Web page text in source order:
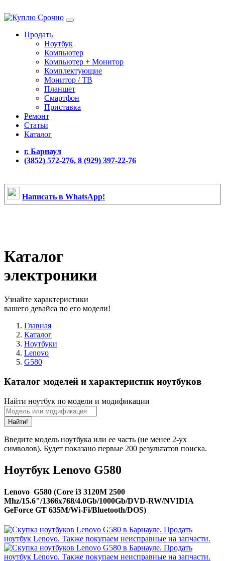
Продать
Ноутбук
Компьютер
Компьютер + Монитор
Комплектующие
Монитор / ТВ
Планшет
Смартфон
Приставка
Ремонт
Статьи
Каталог
г. Барнаул
(3852) 572-276, 8 (929) 397-22-76
Написать в WhatsApp!
Каталог
электроники
Узнайте характеристики
вашего девайса по его модели!
Главная
Каталог
Ноутбуки
Lenovo
G580
Каталог моделей и характеристик ноутбуков
Найти ноутбук по модели и модификации
Найти!
Введите модель ноутбука или ее часть (не менее 2-ух
символов). Будет показано первые 200 результатов поиска.
Ноутбук Lenovo G580
Lenovo G580 (Core i3 3120M 2500
Mhz/15.6"/1366x768/4.0Gb/1000Gb/DVD-RW/NVIDIA
GeForce GT 635M/Wi-Fi/Bluetooth/DOS)